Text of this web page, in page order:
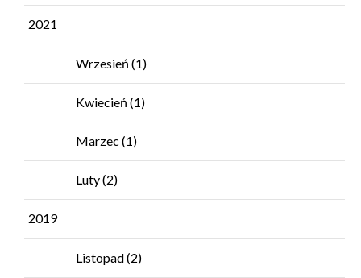
2021
Wrzesień (1)
Kwiecień (1)
Marzec (1)
Luty(2)
2019
Listopad(2)